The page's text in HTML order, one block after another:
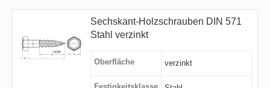
Sechskant-Holzschrauben DIN 571
Stahl verzinkt
Oberfläche verzinkt